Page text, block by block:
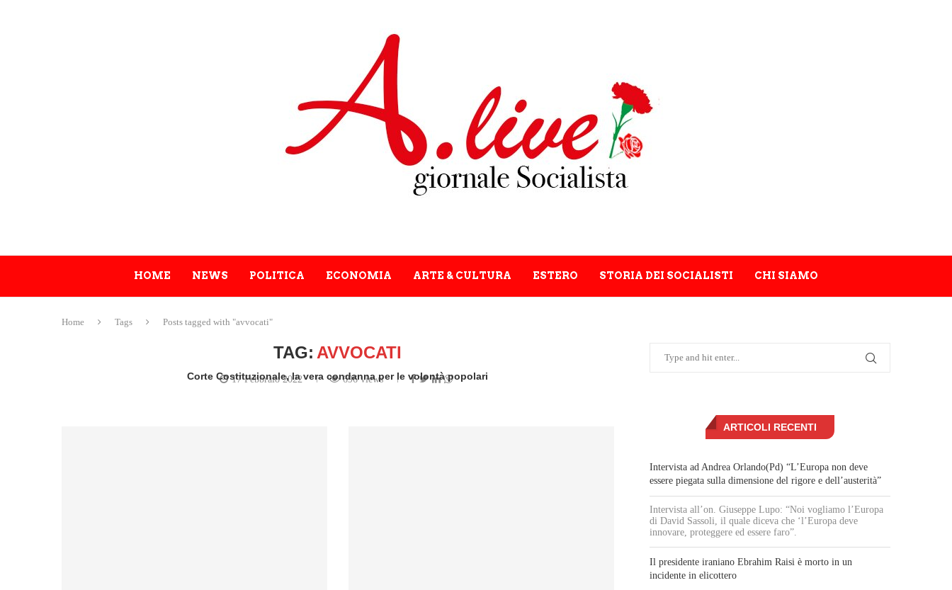
HOME NEWS POLITICA ECONOMIA ARTE & CULTURA ESTERO STORIA DEI SOCIALISTI CHI SIAMO
Home Tags Posts tagged with "avvocati"
TAG: AVVOCATI
Corte Costituzionale, la vera condanna per le volontà popolari
17 Febbraio 2022 696 views
ARTICOLI RECENTI
Intervista ad Andrea Orlando(Pd) “L’Europa non deve
essere piegata sulla dimensione del rigore e dell’austerità”
Intervista all’on. Giuseppe Lupo: “Noi vogliamo l’Europa
di David Sassoli, il quale diceva che ‘l’Europa deve
innovare, proteggere ed essere faro”.
Il presidente iraniano Ebrahim Raisi è morto in un
incidente in elicottero